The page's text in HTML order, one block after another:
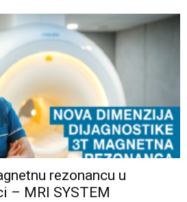
rezonancu u
– MRI SYSTEM